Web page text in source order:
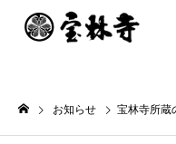
お知らせ 宝林寺所蔵